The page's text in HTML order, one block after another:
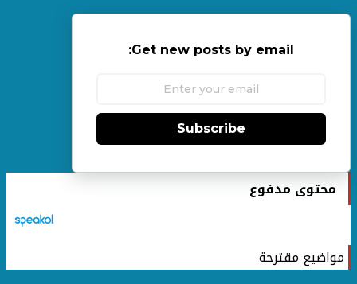
Get new posts by email:
Subscribe
محتوى مدفوع
مواضيع مقترحة